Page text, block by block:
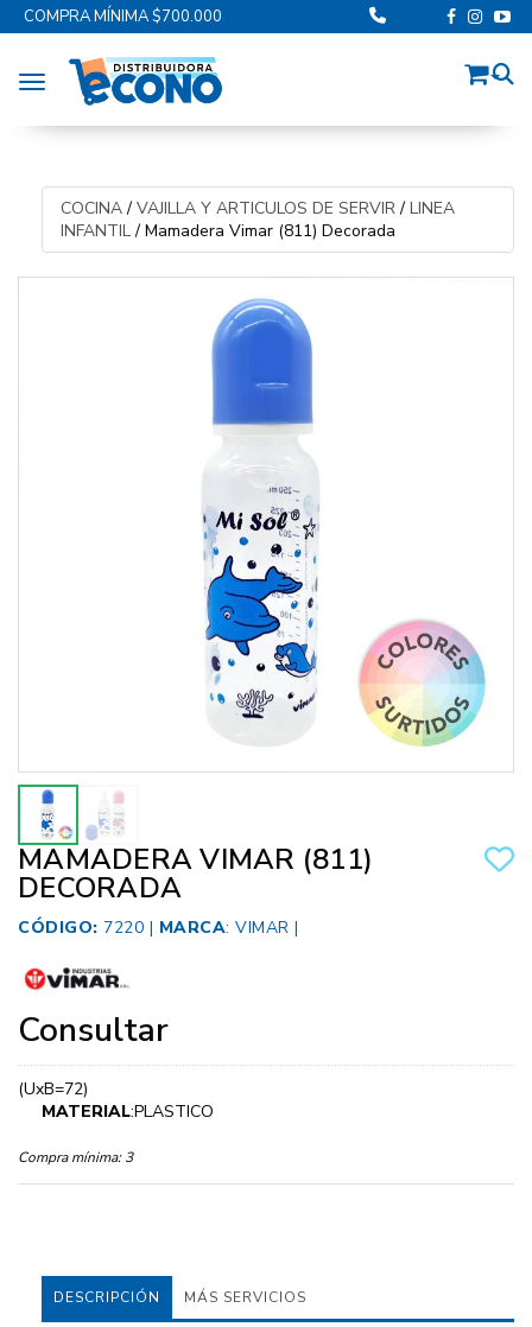
COMPRA MÍNIMA $700.000
Toggle navigation
COCINA/ VAJILLA Y ARTICULOS DE SERVIR/ LINEA
INFANTIL / Mamadera Vimar (811) Decorada
MAMADERA VIMAR (811)
DECORADA
CÓDIGO: 7220 | MARCA: VIMAR |
Consultar
(UxB=72)
MATERIAL:PLASTICO
Compra mínima: 3
DESCRIPCIÓN MÁS SERVICIOS